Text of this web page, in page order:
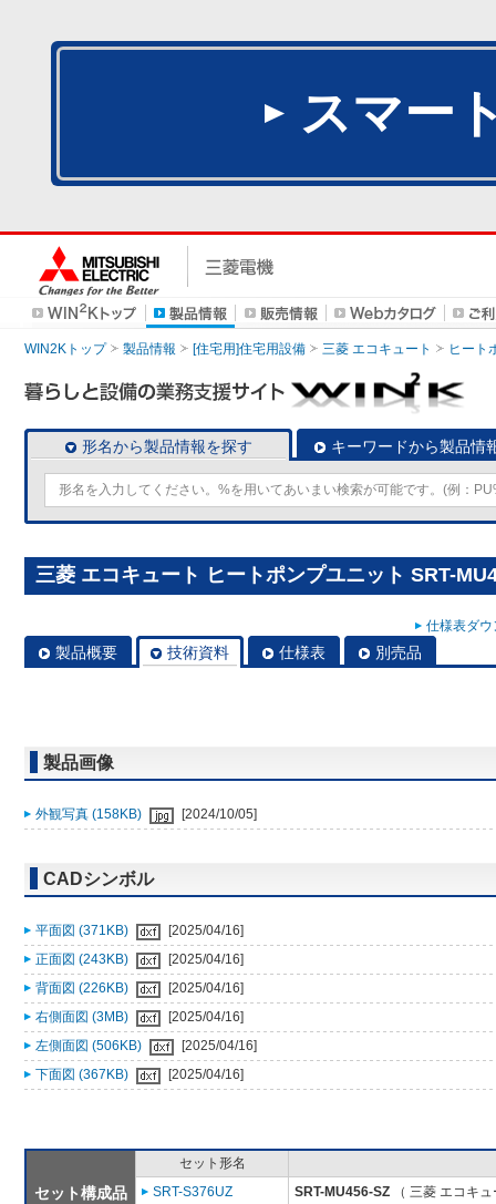
スマー
WIN2Kトップ 製品情報 [住宅用]住宅用設備 三菱 エコキュート ヒート
形名から製品情報を探す キーワードから製品情
三菱 エコキュート ヒートポンプユニット SRT-
仕様表ダ
製品概要 技術資料 仕様表 別売品
製品画像
外観写真 (158KB) [2024/10/05]
CADシンボル
平面図 (371KB)
[2025/04/16]
正面図 (243KB)
[2025/04/16]
背面図 (226KB)
[2025/04/16]
右側面図 (3MB)
[2025/04/16]
左側面図 (506KB)
[2025/04/16]
下面図 (367KB)
[2025/04/16]
セット構成品
セット形名
SRT-S376UZ
SRT-MU456-SZ （ 三菱 エコキ